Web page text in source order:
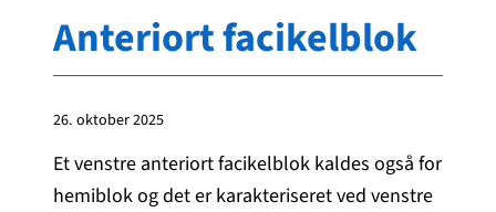
Anteriort facikelblok
26. oktober 2025
Et venstre anteriort facikelblok kaldes også for
hemiblok og det er karakteriseret ved venstre